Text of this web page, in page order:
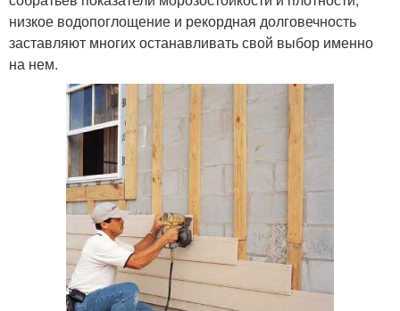
низкое водопоглощение и рекордная долговечность
заставляют многих останавливать свой выбор именно
на нем.